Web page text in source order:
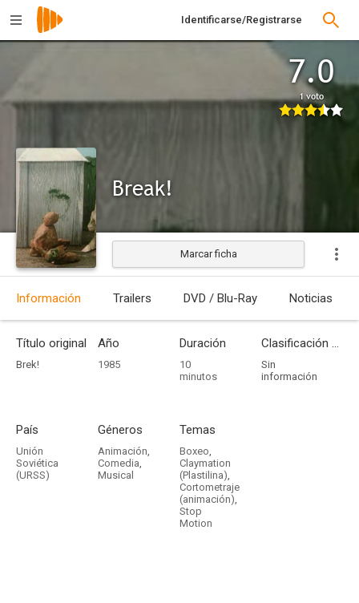
Identificarse/Registrarse
7.0
1 voto
Break!
Estrenada
Marcar ficha
Información Trailers DVD / Blu-Ray Noticias
Título original
Brek!
Año
1985
Duración
10
minutos
Clasificación por edades
Sin
información
País
Unión
Soviética
(URSS)
Géneros
Animación,
Comedia,
Musical
Temas
Boxeo,
Claymation
(Plastilina),
Cortometraje
(animación),
Stop
Motion